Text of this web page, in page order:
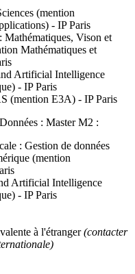
(mention
- IP Paris
Vison et
Mathématiques et
Artificial Intelligence
- IP Paris
(mention E3A) - IP Paris
: Master M2 :
: Gestion de données
(mention
Artificial Intelligence
- IP Paris
à l'étranger(contacter